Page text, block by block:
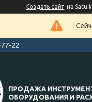
Создать сайт на
22
ПРОДАЖА
ОБОРУДОВАНИЯ И